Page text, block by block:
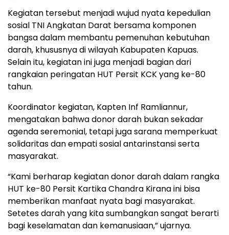
Kegiatan tersebut menjadi wujud nyata kepedulian
sosial TNI Angkatan Darat bersama komponen
bangsa dalam membantu pemenuhan kebutuhan
darah, khususnya di wilayah Kabupaten Kapuas.
Selain itu, kegiatan ini juga menjadi bagian dari
rangkaian peringatan HUT Persit KCK yang ke-80
tahun.
Koordinator kegiatan, Kapten Inf Ramliannur,
mengatakan bahwa donor darah bukan sekadar
agenda seremonial, tetapi juga sarana memperkuat
solidaritas dan empati sosial antarinstansi serta
masyarakat.
“Kami berharap kegiatan donor darah dalam rangka
HUT ke-80 Persit Kartika Chandra Kirana ini bisa
memberikan manfaat nyata bagi masyarakat.
Setetes darah yang kita sumbangkan sangat berarti
bagi keselamatan dan kemanusiaan,” ujarnya.